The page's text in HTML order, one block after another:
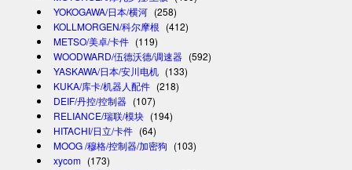
YOKOGAWA/日本/横河 (258)
KOLLMORGEN/科尔摩根 (412)
METSO/美卓/卡件 (119)
WOODWARD/伍德沃德/调速器 (592)
YASKAWA/日本/安川电机 (133)
KUKA/库卡/机器人配件 (218)
DEIF/丹控/控制器 (107)
RELIANCE/瑞联/模块 (194)
HITACHI/日立/卡件 (64)
MOOG /穆格/控制器/加密狗 (103)
xycom (173)